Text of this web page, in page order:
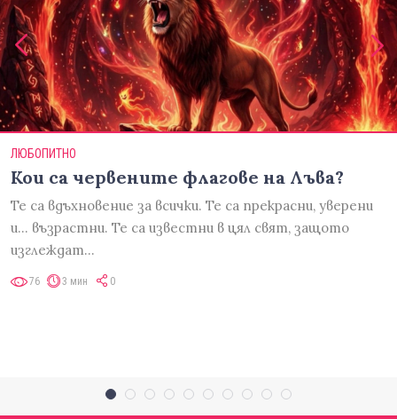
ЛЮБОПИТНО
Кои са червените флагове на Лъва?
Те са вдъхновение за всички. Те са прекрасни, уверени
и... възрастни. Те са известни в цял свят, защото
изглеждат…
76 3 мин 0